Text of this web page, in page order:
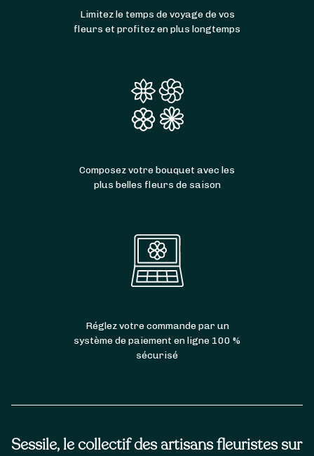
Sessile, le collectif des artisans fleuristes sur
Limitez le temps de voyage de vos
fleurs et profitez en plus longtemps
Composez votre bouquet avec les
plus belles fleurs de saison
Réglez votre commande par un
système de paiement en ligne 100 %
sécurisé